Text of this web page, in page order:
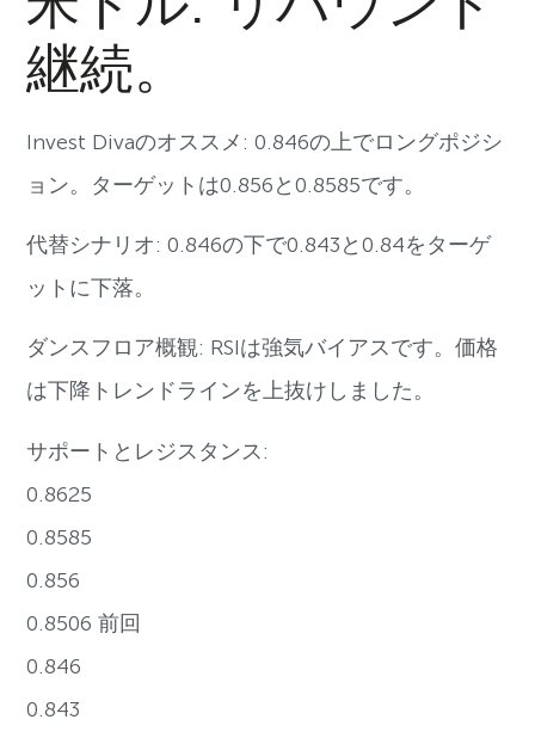
継続。
Invest Divaのオススメ: 0.846の上でロングポジシ
ョン。ターゲットは0.856と0.8585です。
代替シナリオ: 0.846の下で0.843と0.84をターゲ
ットに下落。
ダンスフロア概観: RSIは強気バイアスです。価格
は下降トレンドラインを上抜けしました。
サポートとレジスタンス:
0.8625
0.8585
0.856
0.8506 前回
0.846
0.843